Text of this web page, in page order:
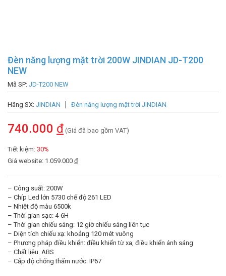
Đèn năng lượng mặt trời 200W JINDIAN JD-T200
NEW
Mã SP: JD-T200 NEW
Hãng SX: JINDIAN Đèn năng lượng mặt trời JINDIAN
740.000 đ (Giá đã bao gồm VAT)
Tiết kiệm: 30%
Giá website: 1.059.000 đ
– Công suất: 200W
– Chíp Led lớn 5730 chế độ 261 LED
– Nhiệt độ màu 6500k
– Thời gian sạc: 4-6H
– Thời gian chiếu sáng: 12 giờ chiếu sáng liên tục
– Diện tích chiếu xạ: khoảng 120 mét vuông
– Phương pháp điều khiển: điều khiển từ xa, điều khiển ánh sáng
– Chất liệu: ABS
– Cấp độ chống thấm nước: IP67